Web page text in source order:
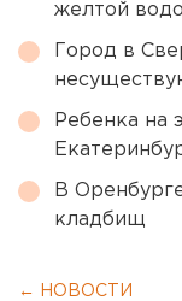
желтой
Город в
Ребенка на
В
кладбищ
← НОВОСТИ